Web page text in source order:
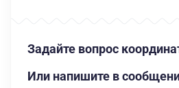
Задайте вопрос
Или напишите в